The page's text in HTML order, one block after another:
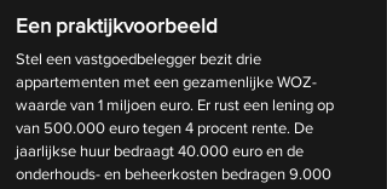
Een praktijkvoorbeeld
Stel een vastgoedbelegger bezit drie
appartementen met een gezamenlijke WOZ-
waarde van 1 miljoen euro. Er rust een lening op
van 500.000 euro tegen 4 procent rente. De
jaarlijkse huur bedraagt 40.000 euro en de
onderhouds- en beheerkosten bedragen 9.000